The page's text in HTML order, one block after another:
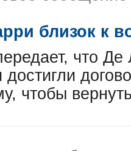
близок к
что
достигли
чтобы